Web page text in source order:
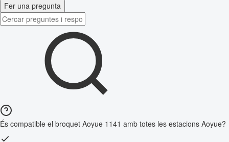
Fer una pregunta
És compatible el broquet Aoyue 1141 amb totes les estacions Aoyue?